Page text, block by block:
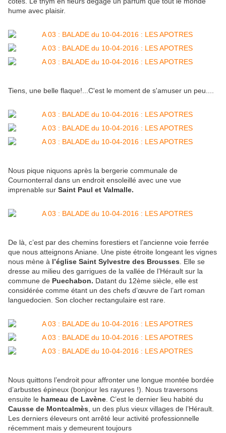
hume avec plaisir.
Tiens, une belle flaque!...C'est le moment de s'amuser un peu....
Nous pique niquons après la bergerie communale de
Cournonterral dans un endroit ensoleillé avec une vue
imprenable sur Saint Paul et Valmalle.
De là, c’est par des chemins forestiers et l’ancienne voie ferrée
que nous atteignons Aniane. Une piste étroite longeant les vignes
nous mène à l’église Saint Sylvestre des Brousses . Elle se
dresse au milieu des garrigues de la vallée de l’Hérault sur la
commune de Puechabon. Datant du 12ème siècle, elle est
considérée comme étant un des chefs d’œuvre de l’art roman
languedocien. Son clocher rectangulaire est rare.
Nous quittons l’endroit pour affronter une longue montée bordée
d’arbustes épineux (bonjour les rayures !). Nous traversons
ensuite le hameau de Lavène . C’est le dernier lieu habité du
Causse de Montcalmès , un des plus vieux villages de l’Hérault.
Les derniers éleveurs ont arrêté leur activité professionnelle
récemment mais y demeurent toujours